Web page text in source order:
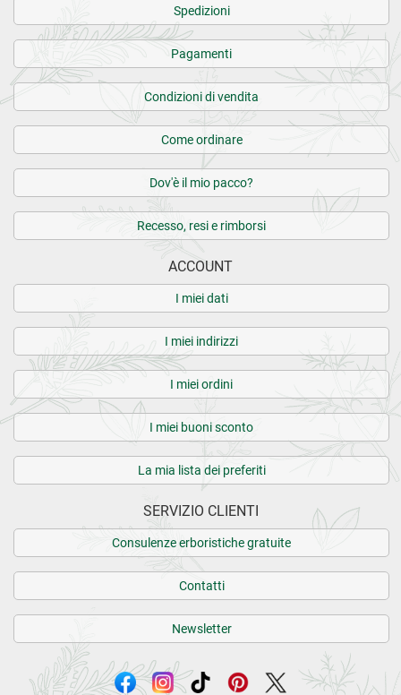
Spedizioni
Pagamenti
Condizioni di vendita
Come ordinare
Dov'è il mio pacco?
Recesso, resi e rimborsi
ACCOUNT
I miei dati
I miei indirizzi
I miei ordini
I miei buoni sconto
La mia lista dei preferiti
SERVIZIO CLIENTI
Consulenze erboristiche gratuite
Contatti
Newsletter